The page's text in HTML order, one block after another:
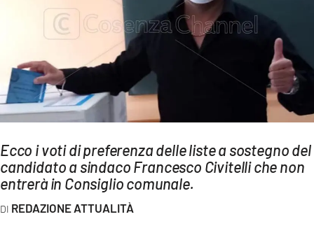
AMBIENTE
LAC TV
LAC NETWORK
LAC ONAIR
LaC
Network
Ecco i voti di preferenza delle liste a sostegno del
candidato a sindaco Francesco Civitelli che non
entrerà in Consiglio comunale.
REDAZIONE ATTUALITÀ